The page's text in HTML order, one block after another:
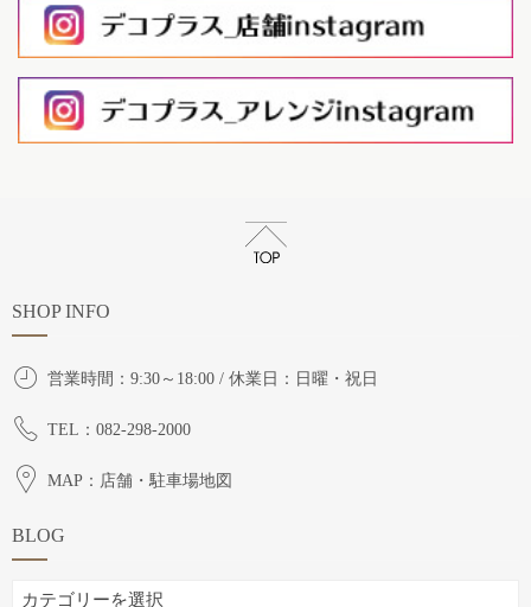
SHOP INFO
営業時間：9:30～18:00 / 休業日：日曜・祝日
TEL：082-298-2000
MAP：店舗・駐車場地図
BLOG
BLOG